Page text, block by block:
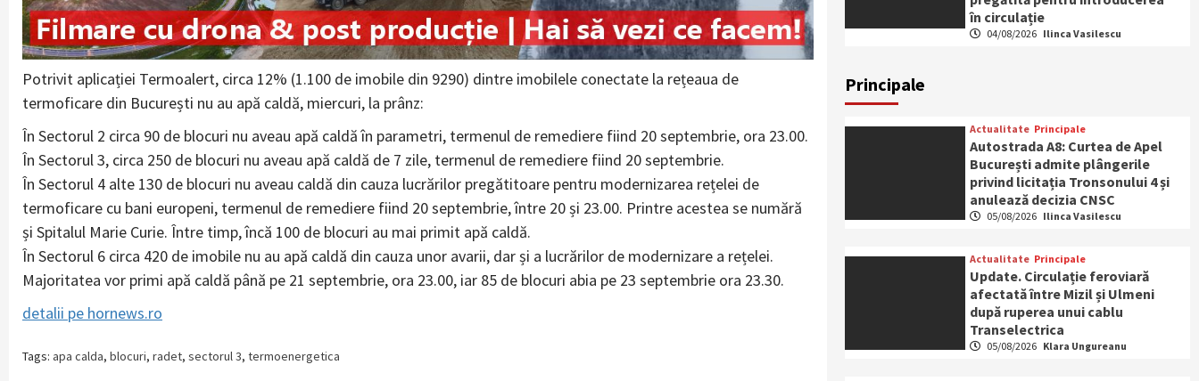
Potrivit aplicației Termoalert, circa 12% (1.100 de imobile din 9290) dintre imobilele conectate la rețeaua de
termoficare din București nu au apă caldă, miercuri, la prânz:
În Sectorul 2 circa 90 de blocuri nu aveau apă caldă în parametri, termenul de remediere fiind 20 septembrie, ora 23.00.
În Sectorul 3, circa 250 de blocuri nu aveau apă caldă de 7 zile, termenul de remediere fiind 20 septembrie.
În Sectorul 4 alte 130 de blocuri nu aveau caldă din cauza lucrărilor pregătitoare pentru modernizarea rețelei de
termoficare cu bani europeni, termenul de remediere fiind 20 septembrie, între 20 și 23.00. Printre acestea se numără
și Spitalul Marie Curie. Între timp, încă 100 de blocuri au mai primit apă caldă.
În Sectorul 6 circa 420 de imobile nu au apă caldă din cauza unor avarii, dar și a lucrărilor de modernizare a rețelei.
Majoritatea vor primi apă caldă până pe 21 septembrie, ora 23.00, iar 85 de blocuri abia pe 23 septembrie ora 23.30.
detalii pe hornews.ro
Tags: apa calda, blocuri, radet, sectorul 3, termoenergetica
în circulație
04/08/2026 Ilinca Vasilescu
Principale
Actualitate Principale
Autostrada A8: Curtea de Apel
București admite plângerile
privind licitația Tronsonului 4 și
anulează decizia CNSC
05/08/2026 Ilinca Vasilescu
Actualitate Principale
Update. Circulație feroviară
afectată între Mizil și Ulmeni
după ruperea unui cablu
Transelectrica
05/08/2026 Klara Ungureanu